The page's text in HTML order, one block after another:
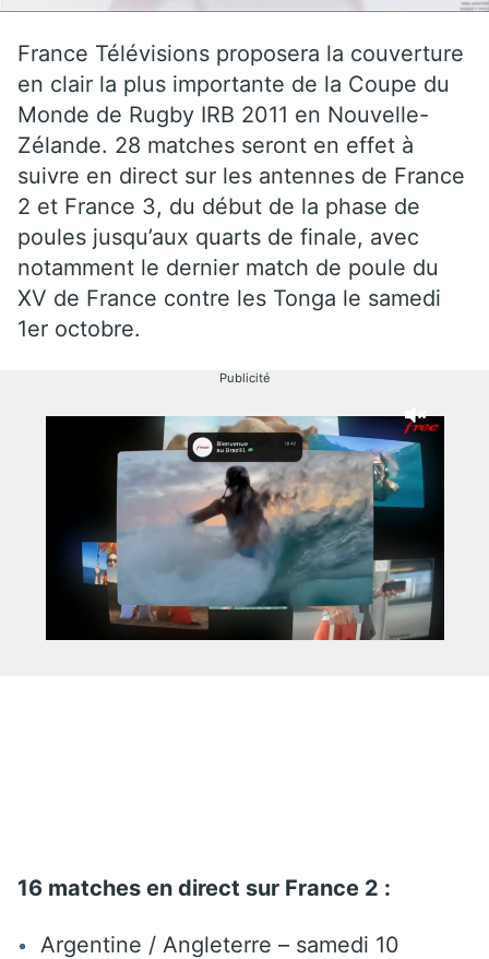
France Télévisions proposera la couverture
en clair la plus importante de la Coupe du
Monde de Rugby IRB 2011 en Nouvelle-
Zélande. 28 matches seront en effet à
suivre en direct sur les antennes de France
2 et France 3, du début de la phase de
poules jusqu’aux quarts de finale, avec
notamment le dernier match de poule du
XV de France contre les Tonga le samedi
1er octobre.
Publicité
16 matches en direct sur France 2 :
Argentine / Angleterre – samedi 10